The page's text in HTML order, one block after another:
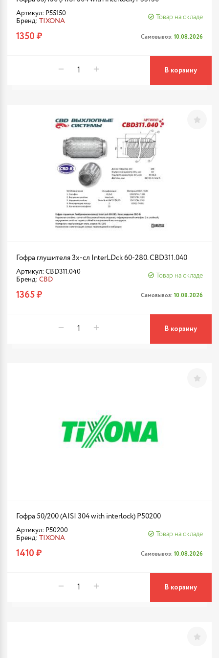
Артикул: P55150
Бренд: TIXONA
Товар на складе
1350 ₽ Самовывоз: 10.08.2026
В корзину
Гофра глушителя 3х-сл InterLDck 60-280. CBD311.040
Артикул: CBD311.040
Бренд: CBD
Товар на складе
1365 ₽ Самовывоз: 10.08.2026
В корзину
Гофра 50/200 (AISI 304 with interlock) P50200
Артикул: P50200
Бренд: TIXONA
Товар на складе
1410 ₽ Самовывоз: 10.08.2026
В корзину